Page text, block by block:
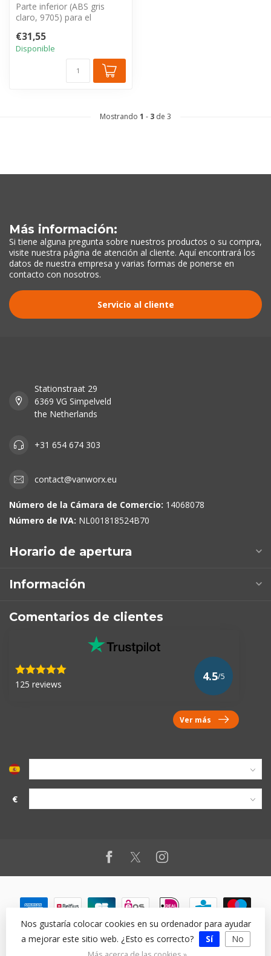
Parte inferior (ABS gris
claro, 9705) para el
eléctrico G&C ...
€31,55
Disponible
Mostrando 1 - 3 de 3
Más información:
Si tiene alguna pregunta sobre nuestros productos o su compra,
visite nuestra página de atención al cliente. Aquí encontrará los
datos de nuestra empresa y varias formas de ponerse en
contacto con nosotros.
Servicio al cliente
Stationstraat 29
6369 VG Simpelveld
the Netherlands
+31 654 674 303
contact@vanworx.eu
Número de la Cámara de Comercio: 14068078
Número de IVA: NL001818524B70
Horario de apertura
Información
Comentarios de clientes
125 reviews
4.5/5
Ver más
€
© Copyright 2026
Nos gustaría colocar cookies en su ordenador para ayudar
a mejorar este sitio web. ¿Esto es correcto?
Sí No